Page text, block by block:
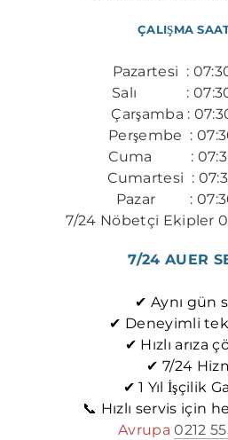
ÇALIŞMA
Pazartesi :
Salı :
Çarşamba :
Perşembe :
​Cuma :
Cumartesi :
Pazar :
7/24 Nöbetçi Ekipler
7/24 AUER
✔ Aynı gün
✔ Deneyimli
✔ Hızlı arıza
✔ 7/24
✔ 1 Yıl İşçilik
📞 Hızlı servis için
Avrupa 0212